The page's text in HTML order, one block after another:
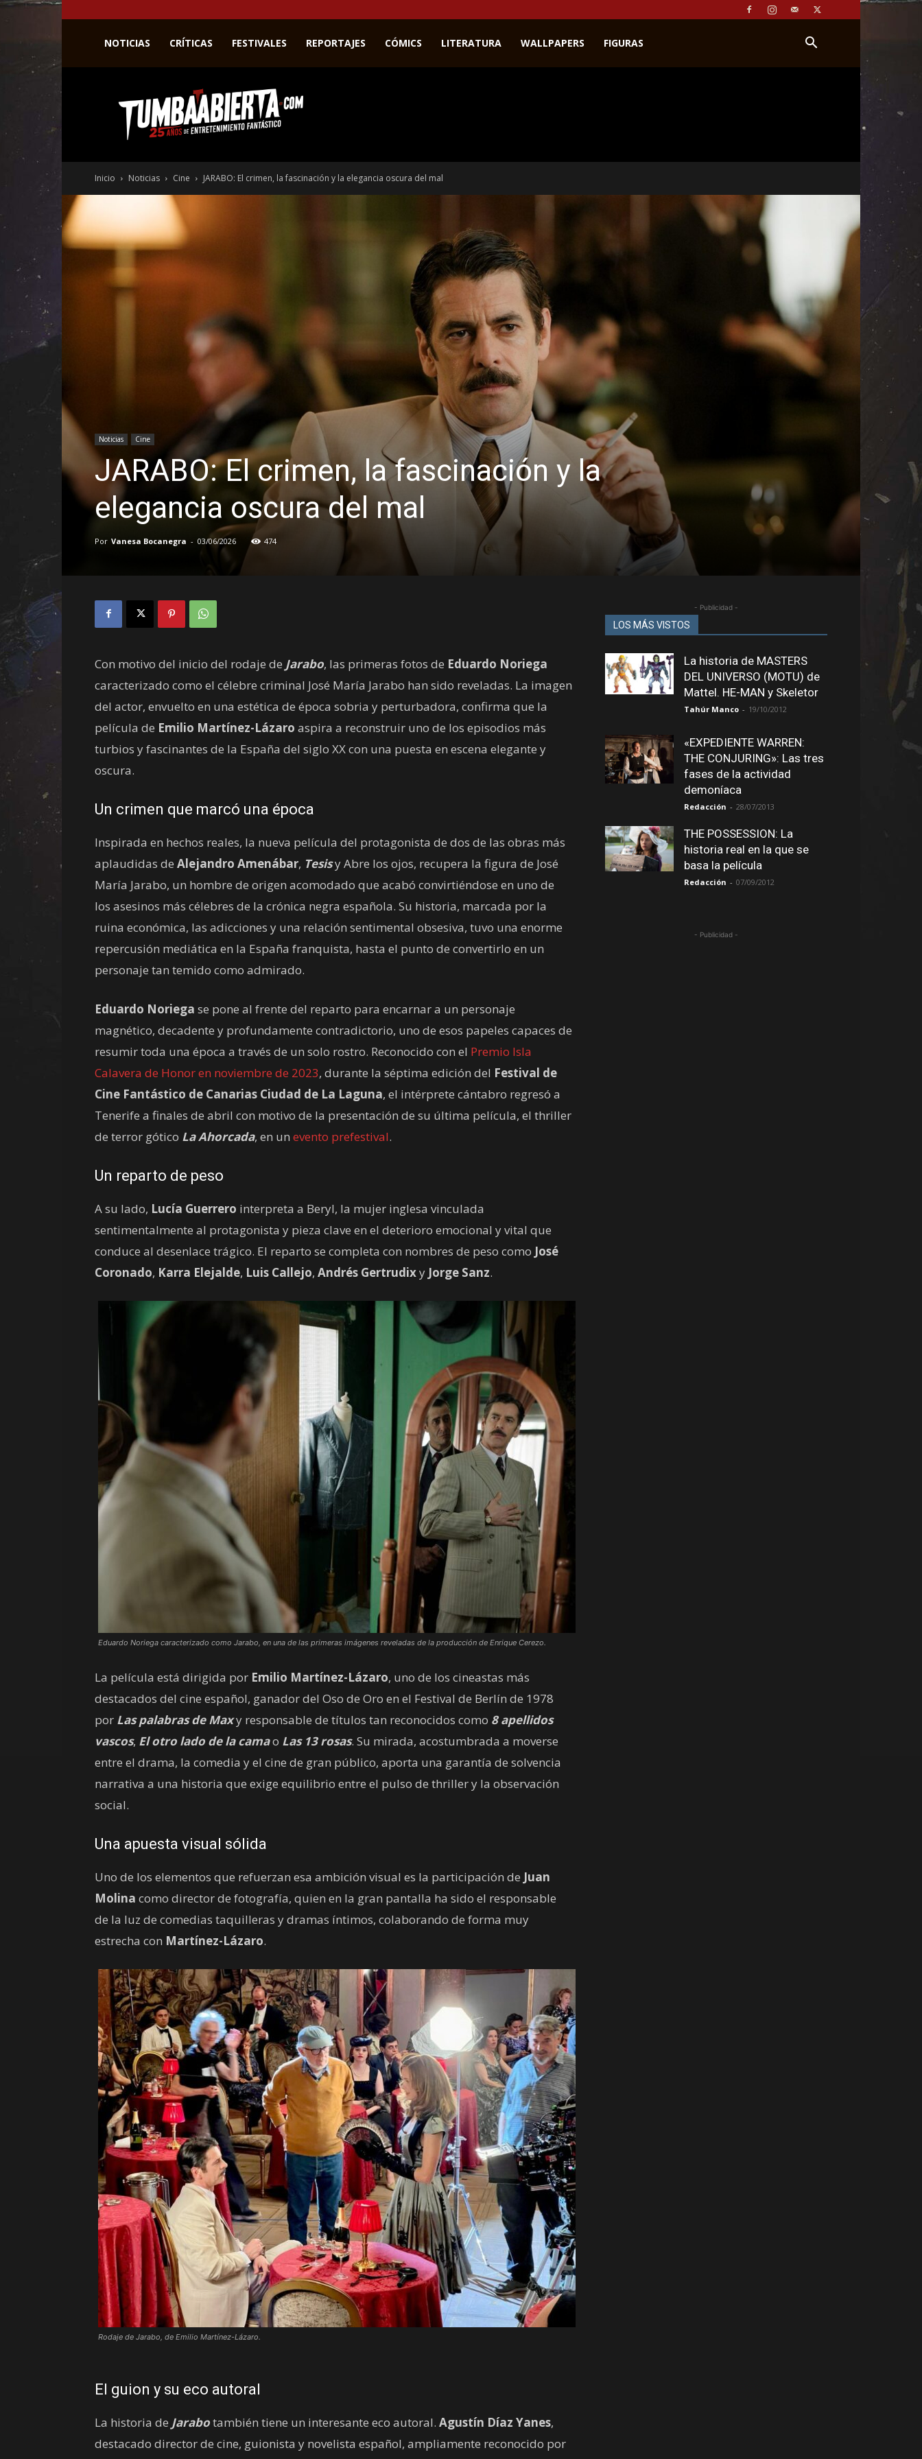
NOTICIAS CRÍTICAS FESTIVALES REPORTAJES CÓMICS LITERATURA WALLPAPERS FIGURAS
web
del
entretenimiento
el
género
Inicio Noticias Cine JARABO: El crimen, la fascinación y la elegancia oscura del mal
Noticias Cine
JARABO: El crimen, la fascinación y la
elegancia oscura del mal
Por Vanesa Bocanegra - 03/06/2026 474
Con motivo del inicio del rodaje de Jarabo, las primeras fotos de Eduardo Noriega
caracterizado como el célebre criminal José María Jarabo han sido reveladas. La imagen
del actor, envuelto en una estética de época sobria y perturbadora, confirma que la
película de Emilio Martínez-Lázaro aspira a reconstruir uno de los episodios más
turbios y fascinantes de la España del siglo XX con una puesta en escena elegante y
oscura.
Un crimen que marcó una época
Inspirada en hechos reales, la nueva película del protagonista de dos de las obras más
aplaudidas de Alejandro Amenábar, Tesisy Abre los ojos, recupera la figura de José
María Jarabo, un hombre de origen acomodado que acabó convirtiéndose en uno de
los asesinos más célebres de la crónica negra española. Su historia, marcada por la
ruina económica, las adicciones y una relación sentimental obsesiva, tuvo una enorme
repercusión mediática en la España franquista, hasta el punto de convertirlo en un
personaje tan temido como admirado.
Eduardo Noriega se pone al frente del reparto para encarnar a un personaje
magnético, decadente y profundamente contradictorio, uno de esos papeles capaces de
resumir toda una época a través de un solo rostro. Reconocido con el Premio Isla
Calavera de Honor en noviembre de 2023, durante la séptima edición del Festival de
Cine Fantástico de Canarias Ciudad de La Laguna, el intérprete cántabro regresó a
Tenerife a finales de abril con motivo de la presentación de su última película, el thriller
de terror gótico La Ahorcada, en un evento prefestival.
Un reparto de peso
A su lado, Lucía Guerrero interpreta a Beryl, la mujer inglesa vinculada
sentimentalmente al protagonista y pieza clave en el deterioro emocional y vital que
conduce al desenlace trágico. El reparto se completa con nombres de peso como José
Coronado, Karra Elejalde, Luis Callejo, Andrés Gertrudixy Jorge Sanz.
Eduardo Noriega caracterizado como Jarabo, en una de las primeras imágenes reveladas de la producción de Enrique Cerezo.
La película está dirigida por Emilio Martínez-Lázaro, uno de los cineastas más
destacados del cine español, ganador del Oso de Oro en el Festival de Berlín de 1978
por Las palabras de Maxy responsable de títulos tan reconocidos como 8 apellidos
vascos, El otro lado de la camao Las 13 rosas. Su mirada, acostumbrada a moverse
entre el drama, la comedia y el cine de gran público, aporta una garantía de solvencia
narrativa a una historia que exige equilibrio entre el pulso de thriller y la observación
social.
Una apuesta visual sólida
Uno de los elementos que refuerzan esa ambición visual es la participación de Juan
Molina como director de fotografía, quien en la gran pantalla ha sido el responsable
de la luz de comedias taquilleras y dramas íntimos, colaborando de forma muy
estrecha con Martínez-Lázaro.
Rodaje de Jarabo, de Emilio Martínez-Lázaro.
El guion y su eco autoral
La historia de Jarabotambién tiene un interesante eco autoral. Agustín Díaz Yanes,
destacado director de cine, guionista y novelista español, ampliamente reconocido por
- Publicidad -
LOS MÁS VISTOS
La historia de MASTERS
DEL UNIVERSO (MOTU) de
Mattel. HE-MAN y Skeletor
Tahúr Manco - 19/10/2012
«EXPEDIENTE WARREN:
THE CONJURING»: Las tres
fases de la actividad
demoníaca
Redacción - 28/07/2013
THE POSSESSION: La
historia real en la que se
basa la película
Redacción - 07/09/2012
- Publicidad -